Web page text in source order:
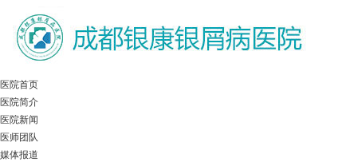
医院首页
医院简介
医院新闻
医师团队
媒体报道